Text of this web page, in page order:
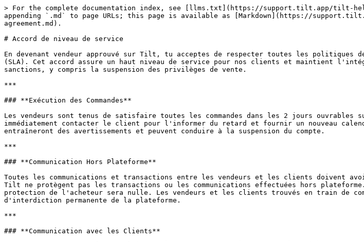
> For the complete documentation index, see [llms.txt](https://support.tilt.app/tilt-
appending `.md` to page URLs; this page is available as [Markdown](https://
agreement.md).
# Accord de niveau de service
En devenant vendeur approuvé sur Tilt, tu acceptes de respecter toutes les politiques
(SLA). Cet accord assure un haut niveau de service pour nos clients et maintient
sanctions, y compris la suspension des privilèges de vente.
***
### **Exécution des Commandes**
Les vendeurs sont tenus de satisfaire toutes les commandes dans les 2 jours
immédiatement contacter le client pour l'informer du retard et fournir un nouveau
entraîneront des avertissements et peuvent conduire à la suspension du compte.
***
### **Communication Hors Plateforme**
Toutes les communications et transactions entre les vendeurs et les clients doivent
Tilt ne protègent pas les transactions ou les communications effectuées hors
protection de l'acheteur sera nulle. Les vendeurs et les clients trouvés en train de
d'interdiction permanente de la plateforme.
***
### **Communication avec les Clients**